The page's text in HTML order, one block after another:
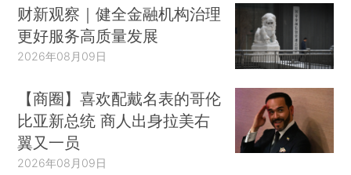
财新观察｜健全金融机构治理
更好服务高质量发展
2026年08月09日
【商圈】喜欢配戴名表的哥伦
比亚新总统 商人出身拉美右
翼又一员
2026年08月09日